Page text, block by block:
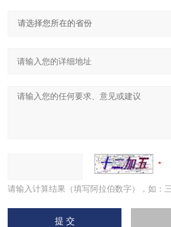
请输入计算结果（填写阿拉伯数字），如：